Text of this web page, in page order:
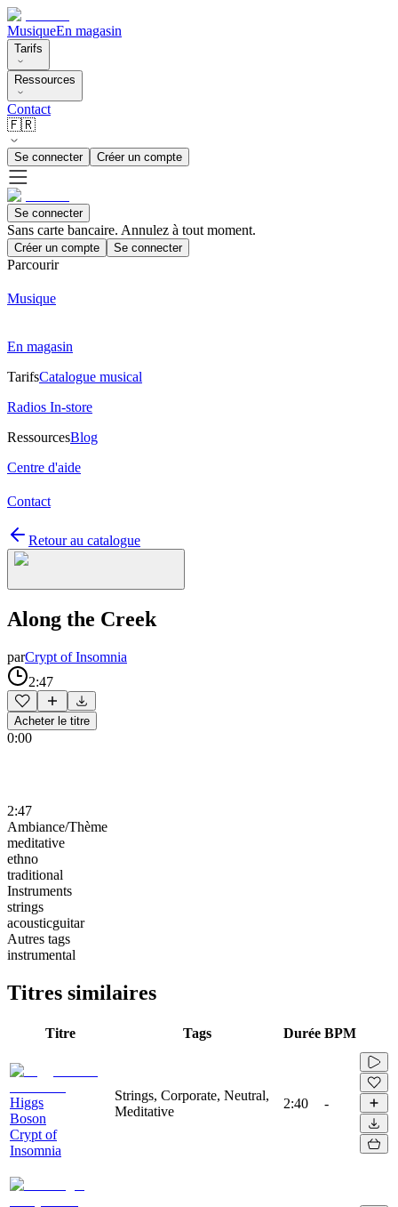
MusiqueEn magasin
Tarifs
Ressources
Contact
🇫🇷
Se connecter Créer un compte
Se connecter
Sans carte bancaire. Annulez à tout moment.
Créer un compte Se connecter
Parcourir
Musique
En magasin
TarifsCatalogue musical
Radios In-store
RessourcesBlog
Centre d'aide
Contact
Retour au catalogue
Along the Creek
parCrypt of Insomnia
2:47
Acheter le titre
0:00
2:47
Ambiance/Thème
meditative
ethno
traditional
Instruments
strings
acousticguitar
Autres tags
instrumental
Titres similaires
Titre Tags Durée BPM
Higgs
Boson
Crypt of
Insomnia
Strings, Corporate, Neutral,
Meditative
2:40 -